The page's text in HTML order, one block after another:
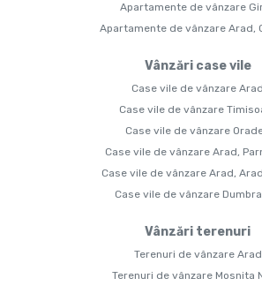
Apartamente de vânzare
Apartamente de vânzare Arad,
Vânzări case vile
Case vile de vânzare Arad
Case vile de vânzare
Case vile de vânzare
Case vile de vânzare Arad,
Case vile de vânzare Arad,
Case vile de vânzare
Vânzări terenuri
Terenuri de vânzare Arad
Terenuri de vânzare Mosnita